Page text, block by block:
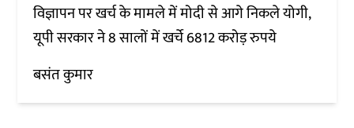
विज्ञापन पर खर्च के मामले में मोदी से आगे निकले योगी,
यूपी सरकार ने 8 सालों में खर्चे 6812 करोड़ रुपये
बसंत कुमार